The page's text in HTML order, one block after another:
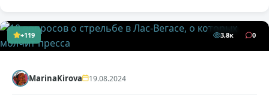
+119 3,8к 0
MarinaKirova 19.08.2024